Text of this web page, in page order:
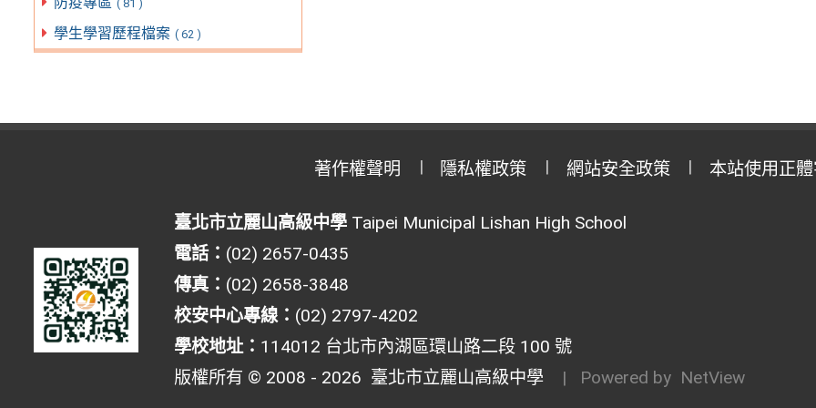
( 81 )
學生學習歷程檔案 ( 62 )
著作權聲明 隱私權政策 網站安全政策 本站使用正
臺北市立麗山高級中學Taipei Municipal Lishan High School
電話： (02) 2657-0435
傳真： (02) 2658-3848
校安中心專線： (02) 2797-4202
學校地址： 114012 台北市內湖區環山路二段 100 號
版權所有 © 2008 - 2026 臺北市立麗山高級中學 | Powered by NetView